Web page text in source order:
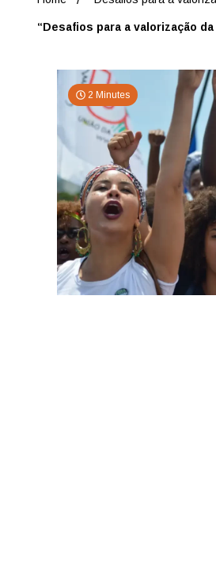
“Desafios para a valorização
2 Minutes